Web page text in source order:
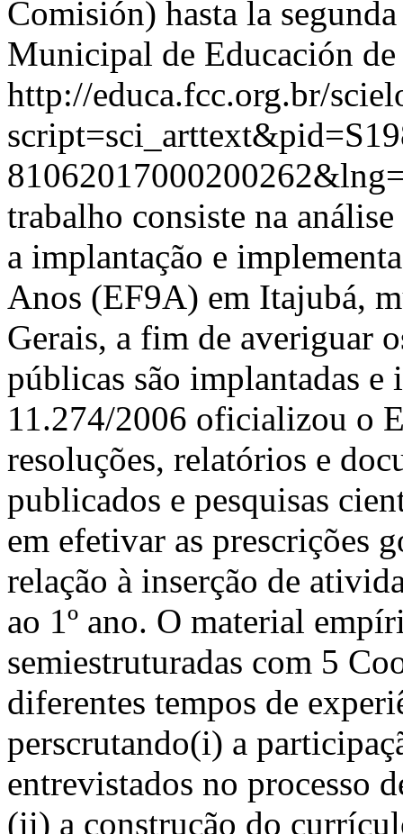
Comisión) hasta la
Municipal de Educación
http://educa.fcc.org.br/
trabalho consiste na
a implantação e
Anos (EF9A) em Itajubá,
Gerais, a fim de averiguar
públicas são implantadas
11.274/2006 oficializou o
resoluções, relatórios e
publicados e pesquisas
em efetivar as prescrições
relação à inserção de
ao 1º ano. O material
semiestruturadas com 5
diferentes tempos de
perscrutando(i) a
entrevistados no processo
(ii) a construção do